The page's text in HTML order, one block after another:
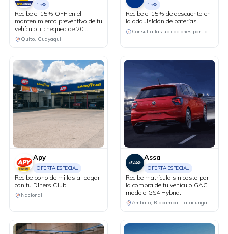
15%
Recibe el 15% OFF en el
mantenimiento preventivo de tu
vehículo + chequeo de 20
puntos sin costo.
Quito, Guayaquil
15%
Recibe el 15% de descuento en
la adquisición de baterías.
Consulta las ubicaciones participantes
Apy
OFERTA ESPECIAL
Recibe bono de millas al pagar
con tu Diners Club.
Nacional
Assa
OFERTA ESPECIAL
Recibe matrícula sin costo por
la compra de tu vehículo GAC
modelo GS4 Hybrid.
Ambato, Riobamba, Latacunga